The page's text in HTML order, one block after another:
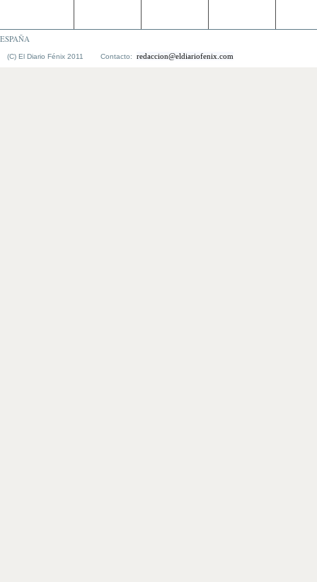
ESPAÑA
(C) El Diario Fénix 2011 Contacto: redaccion@eldiariofenix.com